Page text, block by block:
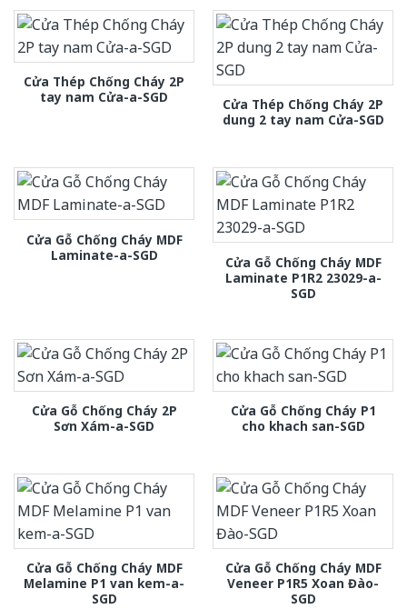
Cửa Thép Chống Cháy 2P
tay nam Cửa-a-SGD
Cửa Thép Chống Cháy 2P
dung 2 tay nam Cửa-SGD
Cửa Gỗ Chống Cháy MDF
Laminate-a-SGD
Cửa Gỗ Chống Cháy MDF
Laminate P1R2 23029-a-
SGD
Cửa Gỗ Chống Cháy 2P
Sơn Xám-a-SGD
Cửa Gỗ Chống Cháy P1
cho khach san-SGD
Cửa Gỗ Chống Cháy MDF
Melamine P1 van kem-a-
SGD
Cửa Gỗ Chống Cháy MDF
Veneer P1R5 Xoan Đào-
SGD